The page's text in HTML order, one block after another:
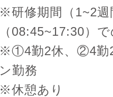
※研修期間（1~2週
（08:45~17:30）
※①4勤2休、②4勤
ン勤務
※休憩あり